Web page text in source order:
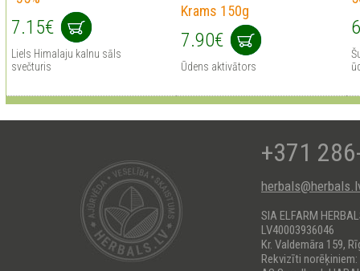
7.15€
Liels Himalaju kalnu sāls
svečturis
Krams 150g
7.90€
Ūdens aktivātors
+371
SIA ELFARM
LV40003936046
Kr. Valdemāra 159,
Rekvizīti norēķiniem: